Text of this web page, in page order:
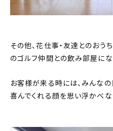
その他、花仕事・友達とのおう
のゴルフ仲間との飲み部屋にな
お客様が来る時には、みんな
喜んでくれる顔を思い浮かべな